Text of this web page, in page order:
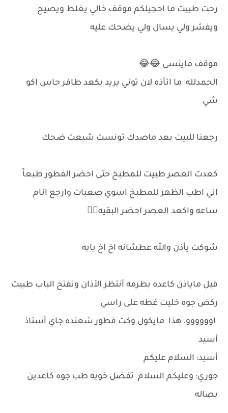
رحت طبيت ما احجيلكم موقف خالي يغلط ويصيح
ويفشر ولي يسال ولي يضحك عليه
موقف ماينسى 😂😂
الحمدلله ما اتأذه لان توني يريد يكعد طافر حاس اكو
شي
رجعنا للبيت بعد ماصدك تونست شبعت ضحك
كعدت العصر طبيت للمطبخ حتى احضر الفطور طبعاً
اني اطب الظهر للمطبخ اسوي صعبات وارجع انام
ساعه واكعد العصر احضر البقيه🤦‍♀️
شوكت يأذن والله عطشانه اخ اخ يابه
قبل ماياذن كاعده بطرمه أنتظر الأذان ونفتح الباب طبيت
ركض جوه خليت غطه على راسي
اوووووو. هذا مايكول وكت فطور شعنده جاي أستاذ
أسيد
أسيد: السلام عليكم
جوري: وعليكم السلام تفضل خويه طب جوه كاعدين
بصاله